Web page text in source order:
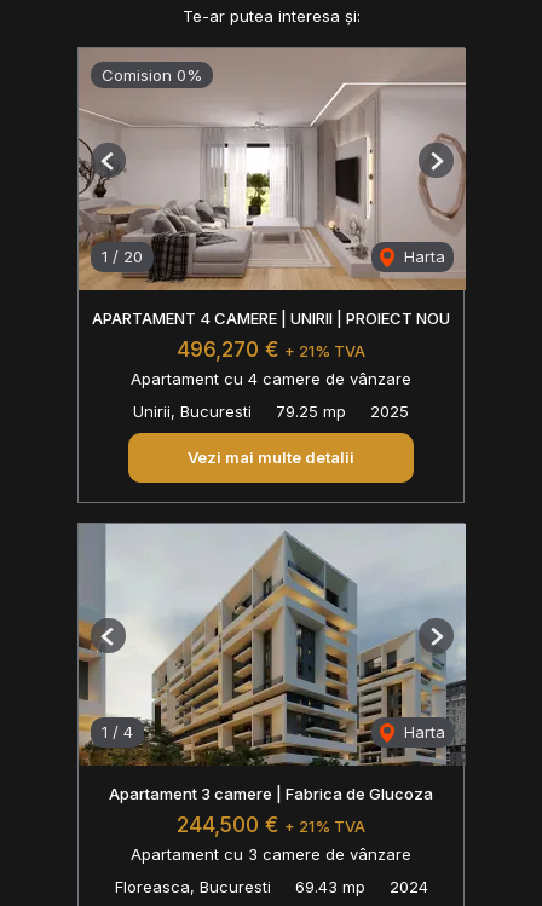
Te-ar putea interesa și:
Comision 0%
1 / 20 Harta
Previous Next
APARTAMENT 4 CAMERE | UNIRII | PROIECT NOU
496,270 € + 21% TVA
Apartament cu 4 camere de vânzare
Unirii, Bucuresti
79.25 mp 2025
Vezi mai multe detalii
1 / 4 Harta
Previous Next
Apartament 3 camere | Fabrica de Glucoza
244,500 € + 21% TVA
Apartament cu 3 camere de vânzare
Floreasca, Bucuresti
69.43 mp 2024